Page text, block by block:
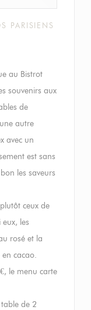
PARISIENS
au Bistrot
souvenirs aux
de
autre
avec un
est sans
les saveurs
ceux de
les
rosé et la
cacao.
le menu carte
de 2